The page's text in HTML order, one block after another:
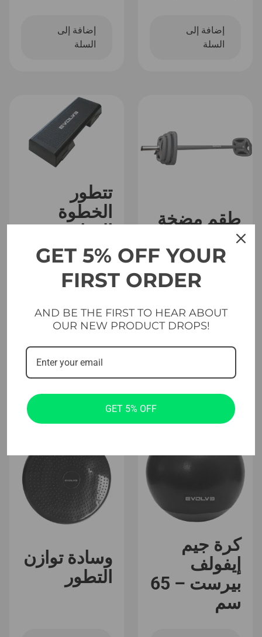
إضافة إلى
السلة
إضافة إلى
السلة
طقم مضخة
استوديو
يوريتان
إيفولف
UPS)
تتطور
الخطوة
الهوائية
كرة جيم
إيفولف
بيرست – 65
سم
وسادة توازن
التطور
GET 5% OFF YOUR
FIRST ORDER
AND BE THE FIRST TO HEAR ABOUT
OUR NEW PRODUCT DROPS!
GET 5% OFF